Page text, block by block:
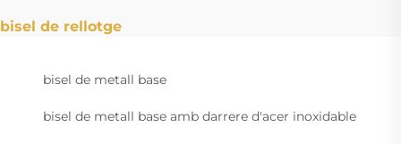
bisel de rellotge
bisel de metall base
bisel de metall base amb darrere d'acer inoxidable